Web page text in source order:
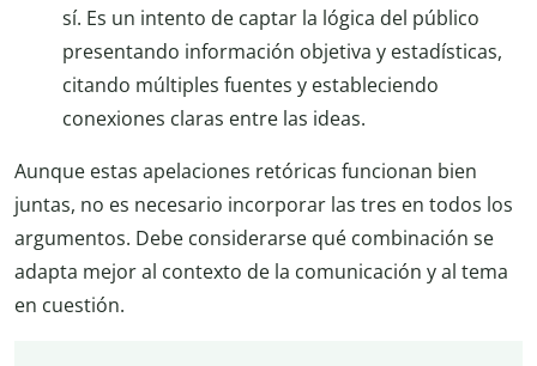
sí. Es un intento de captar la lógica del público
presentando información objetiva y estadísticas,
citando múltiples fuentes y estableciendo
conexiones claras entre las ideas.
Aunque estas apelaciones retóricas funcionan bien
juntas, no es necesario incorporar las tres en todos los
argumentos. Debe considerarse qué combinación se
adapta mejor al contexto de la comunicación y al tema
en cuestión.